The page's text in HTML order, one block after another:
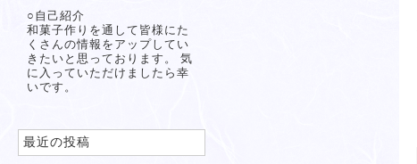
○自己紹介
和菓子作りを通して皆様にた
くさんの情報をアップしてい
きたいと思っております。 気
に入っていただけましたら幸
いです。
最近の投稿